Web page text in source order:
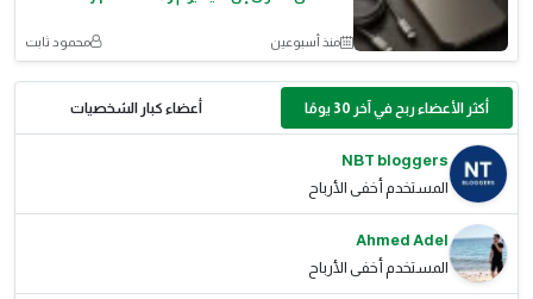
منذ أسبوعين محمود ثابت
أكثر الأعضاء ربح في آخر 30 يومًا أعضاء كبار الشخصيات
NBT bloggers
المستخدم أخفى الأرباح
Ahmed Adel
المستخدم أخفى الأرباح